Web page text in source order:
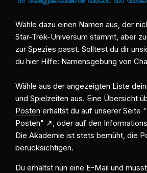
Wähle dazu einen Namen aus, der
Star-Trek-Universum stammt, aber
zur Spezies passt. Solltest du dir
du hier Hilfe: Namensgebung von
Wähle aus der angezeigten Liste
und Spielzeiten aus. Eine Übersicht
Posten erhältst du auf unserer Seite
Posten"
, oder auf den
Die Akademie ist stets bemüht, die
berücksichtigen.
Du erhältst nun eine E-Mail und